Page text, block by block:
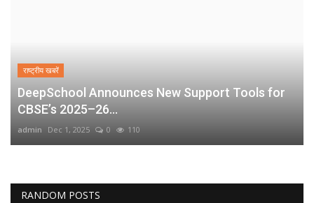
राष्ट्रीय खबरें
DeepSchool Announces New Support Tools for
CBSE’s 2025–26...
admin Dec 1, 2025 0 110
RANDOM POSTS